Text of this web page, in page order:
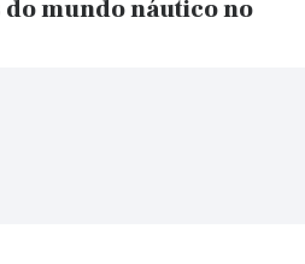
mundo náutico no